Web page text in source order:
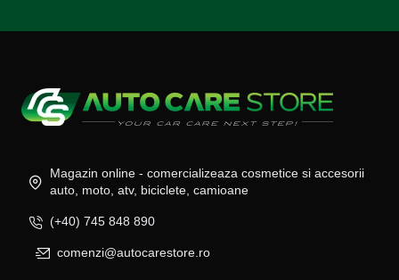
Magazin online - comercializeaza cosmetice si accesorii
auto, moto, atv, biciclete, camioane
(+40) 745 848 890
comenzi@autocarestore.ro